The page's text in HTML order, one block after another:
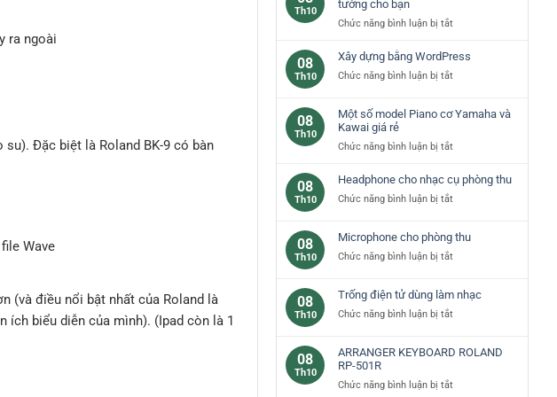
ra ngoài
Đặc biệt là Roland BK-9 có bàn
Wave
(và điều nổi bật nhất của Roland là
ích biểu diễn của mình). (Ipad còn là 1
piano
cơ
Th10
tưởng cho bạn
Chức năng bình luận bị tắtở
piano
–
chọn
tưởng
08
Th10
Xây dựng bằng WordPress
Chức năng bình luận bị tắtở
bằng
08
Th10
Một số model Piano cơ Yamaha và
Kawai giá rẻ
Chức năng bình luận bị tắtở
số
Piano
Yamaha
rẻ
08
Th10
Headphone cho nhạc cụ phòng thu
Chức năng bình luận bị tắtở
nhạc
cụ
thu
08
Th10
Microphone cho phòng thu
Chức năng bình luận bị tắtở
phòng
thu
08
Th10
Trống điện tử dùng làm nhạc
Chức năng bình luận bị tắtở
tử
làm
08
Th10
ARRANGER KEYBOARD ROLAND
RP-501R
Chức năng bình luận bị tắtở